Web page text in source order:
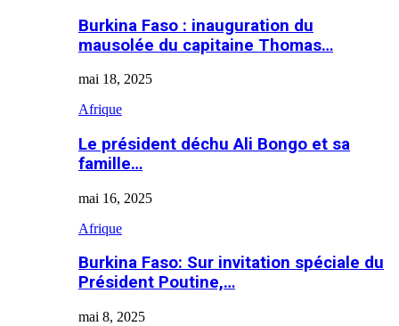
Burkina Faso : inauguration du
mausolée du capitaine Thomas…
mai 18, 2025
Afrique
Le président déchu Ali Bongo et sa
famille…
mai 16, 2025
Afrique
Burkina Faso: Sur invitation spéciale du
Président Poutine,…
mai 8, 2025